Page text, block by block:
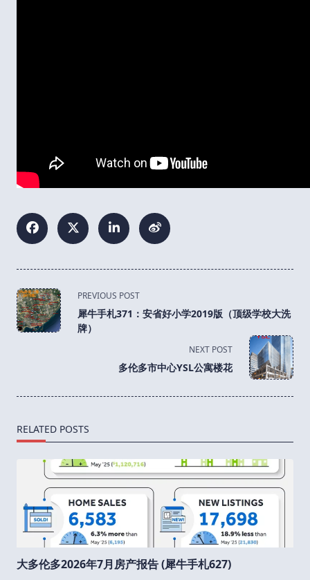
<span
class="nav-
subtitle
PREVIOUS POST
犀牛手札371：安省好小学2019版（顶级学校大洗
牌）
NEXT POST
多伦多市中心YSL公寓楼花
RELATED POSTS
大多伦多2026年7月房产报告 (犀牛手札627)